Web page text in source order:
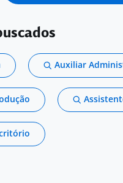
Auxiliar